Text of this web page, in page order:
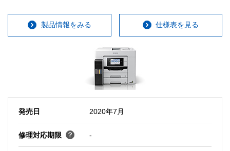
製品情報をみる 仕様表を見る
発売日 2020年7月
修理対応期限 -